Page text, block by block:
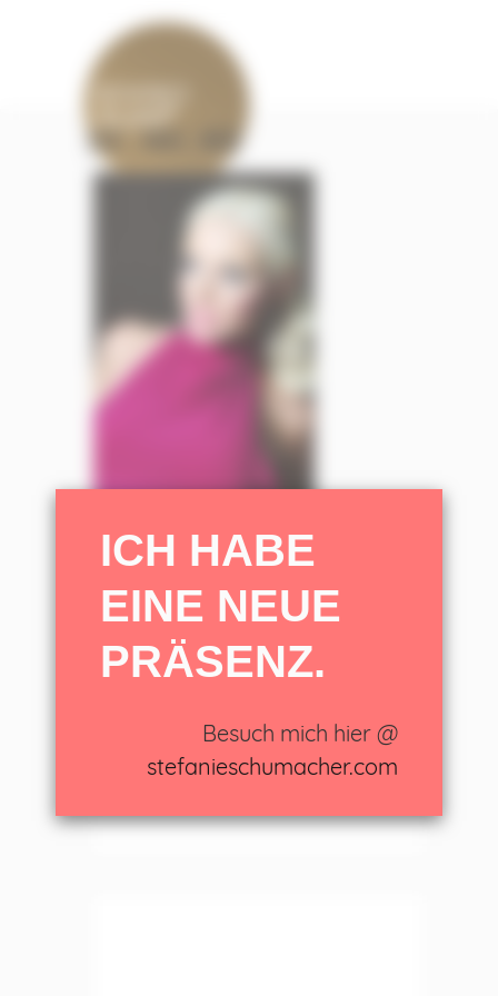
ICH HABE
EINE NEUE
PRÄSENZ.
Besuch mich hier @
stefanieschumacher.com
DSC_3083_WEB
LEAVE A REPLY